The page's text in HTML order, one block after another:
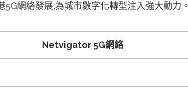
網絡發展,為城市數字化轉型注入強大動力。
Netvigator 5G網絡